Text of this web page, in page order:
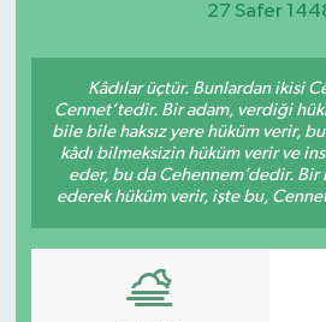
27 Safer
Kâdılar üçtür. Bunlardan ikisi
Cennet’tedir. Bir adam, verdiği
bile bile haksız yere hüküm verir,
kâdı bilmeksizin hüküm verir ve
eder, bu da Cehennem’dedir. Bir
ederek hüküm verir, işte bu,
Kültür Sanat
Dünya
Bilim veTeknoloji
Eğitim
Spor
Haber Arşivi